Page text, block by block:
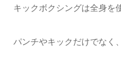
キックボクシングは全身を
パンチやキックだけでなく、